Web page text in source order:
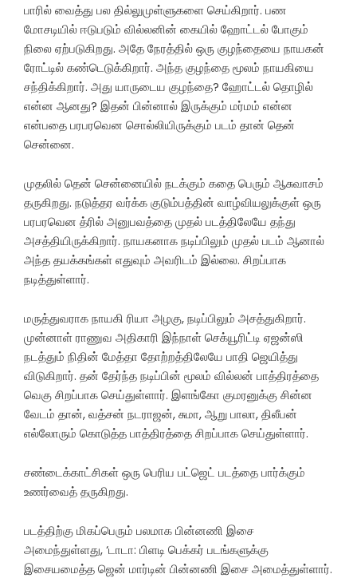
பாரில் வைத்து பல தில்லுமுள்ளுகளை செய்கிறார். பண
மோசடியில் ஈடுபடும் வில்லனின் கையில் ஹோட்டல் போகும்
நிலை ஏற்படுகிறது. அதே நேரத்தில் ஒரு குழந்தையை நாயகன்
ரோட்டில் கண்டெடுக்கிறார். அந்த குழந்தை மூலம் நாயகியை
சந்திக்கிறார். அது யாருடைய குழந்தை? ஹோட்டல் தொழில்
என்ன ஆனது? இதன் பின்னால் இருக்கும் மர்மம் என்ன
என்பதை பரபரவென சொல்லியிருக்கும் படம் தான் தென்
சென்னை.
முதலில் தென் சென்னையில் நடக்கும் கதை பெரும் ஆசுவாசம்
தருகிறது. நடுத்தர வர்க்க குடும்பத்தின் வாழ்வியலுக்குள் ஒரு
பரபரவென த்ரில் அனுபவத்தை முதல் படத்திலேயே தந்து
அசத்தியிருக்கிறார். நாயகனாக நடிப்பிலும் முதல் படம் ஆனால்
அந்த தயக்கங்கள் எதுவும் அவரிடம் இல்லை. சிறப்பாக
நடித்துள்ளார்.
மருத்துவராக நாயகி ரியா அழகு, நடிப்பிலும் அசத்துகிறார்.
முன்னாள் ராணுவ அதிகாரி இந்நாள் செக்யூரிட்டி ஏஜன்ஸி
நடத்தும் நிதின் மேத்தா தோற்றத்திலேயே பாதி ஜெயித்து
விடுகிறார். தன் தேர்ந்த நடிப்பின் மூலம் வில்லன் பாத்திரத்தை
வெகு சிறப்பாக செய்துள்ளார். இளங்கோ குமரனுக்கு சின்ன
வேடம் தான், வத்சன் நடராஜன், சுமா, ஆறு பாலா, திலீபன்
எல்லோரும் கொடுத்த பாத்திரத்தை சிறப்பாக செய்துள்ளார்.
சண்டைக்காட்சிகள் ஒரு பெரிய பட்ஜெட் படத்தை பார்க்கும்
உணர்வைத் தருகிறது.
படத்திற்கு மிகப்பெரும் பலமாக பின்னணி இசை
அமைந்துள்ளது, ‘டாடா: பிளடி பெக்கர் படங்களுக்கு
இசையமைத்த ஜென் மார்டின் பின்னணி இசை அமைத்துள்ளார்.